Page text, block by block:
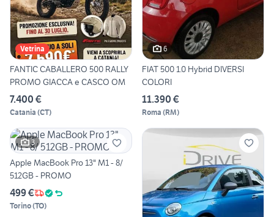
Vetrina
FANTIC CABALLERO 500 RALLY
PROMO GIACCA e CASCO OM
7.400 €
Catania (CT)
6
FIAT 500 1.0 Hybrid DIVERSI
COLORI
11.390 €
Roma (RM)
3
Apple MacBook Pro 13" M1 - 8/
512GB - PROMO
499 €
Torino(TO)